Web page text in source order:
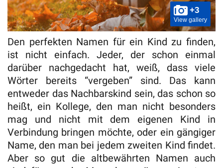
+3
View gallery
Den perfekten Namen für ein Kind zu finden,
ist nicht einfach. Jeder, der schon einmal
darüber nachgedacht hat, weiß, dass viele
Wörter bereits “vergeben” sind. Das kann
entweder das Nachbarskind sein, das schon so
heißt, ein Kollege, den man nicht besonders
mag und nicht mit dem eigenen Kind in
Verbindung bringen möchte, oder ein gängiger
Name, den man bei jedem zweiten Kind findet.
Aber so gut die altbewährten Namen auch